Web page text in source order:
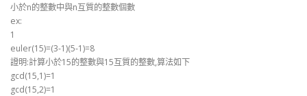
小於n的整數中與n互質的整數個數
ex:
1
euler(15)=(3-1)(5-1)=8
證明:計算小於15的整數與15互質的整數,算法如下
gcd(15,1)=1
gcd(15,2)=1